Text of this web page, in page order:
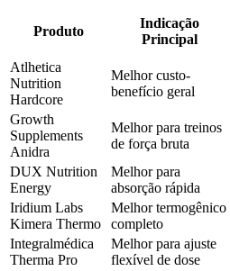
Produto
Indicação
Principal
Atlhetica
Nutrition
Hardcore
Melhor custo-
benefício geral
Growth
Supplements
Anidra
Melhor para treinos
de força bruta
DUX Nutrition
Energy
Melhor para
absorção rápida
Iridium Labs
Kimera Thermo
Melhor termogênico
completo
Integralmédica
Therma Pro
Melhor para ajuste
flexível de dose